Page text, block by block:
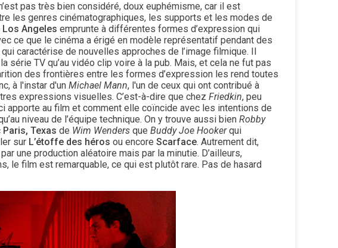
pas très bien considéré, doux euphémisme, car il est
les genres cinématographiques, les supports et les modes de
Los Angeles emprunte à différentes formes d’expression qui
ce que le cinéma a érigé en modèle représentatif pendant des
caractérise de nouvelles approches de l’image filmique. Il
série TV qu’au vidéo clip voire à la pub. Mais, et cela ne fut pas
des frontières entre les formes d’expression les rend toutes
à l'instar d'un Michael Mann, l'un de ceux qui ont contribué à
expressions visuelles. C’est-à-dire que chez Friedkin, peu
apporte au film et comment elle coïncide avec les intentions de
niveau de l’équipe technique. On y trouve aussi bien Robby
Paris, Texas de Wim Wenders que Buddy Joe Hookerqui
sur L’étoffe des héros ou encore Scarface. Autrement dit,
une production aléatoire mais par la minutie. D’ailleurs,
le film est remarquable, ce qui est plutôt rare. Pas de hasard